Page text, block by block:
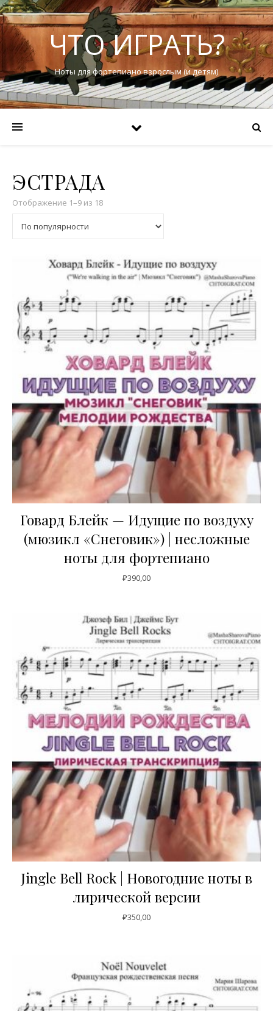
ЧТО ИГРАТЬ?
Ноты для фортепиано взрослым (и детям)
ЭСТРАДА
Отображение 1–9 из 18
Говард Блейк — Идущие по воздуху
(мюзикл «Снеговик») | несложные
ноты для фортепиано
₽390,00
Jingle Bell Rock | Новогодние ноты в
лирической версии
₽350,00